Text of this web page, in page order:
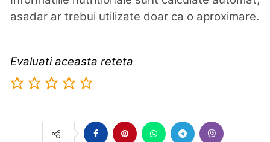
asadar ar trebui utilizate doar ca o aproximare.
Evaluati aceasta reteta